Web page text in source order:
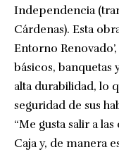
Independencia
Cárdenas). Esta
Entorno
básicos,
alta durabilidad, lo
seguridad de sus
“Me gusta salir a
Caja y, de manera